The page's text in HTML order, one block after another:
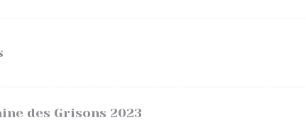
des Grisons 2023